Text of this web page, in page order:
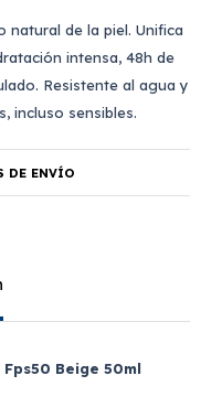
natural de la piel. Unifica
intensa, 48h de
Resistente al agua y
incluso sensibles.
DE ENVÍO
Beige 50ml